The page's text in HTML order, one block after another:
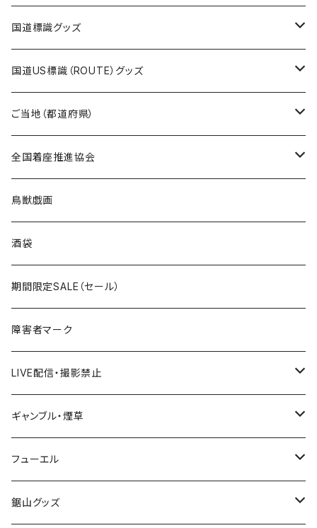
エコバッグ
モーテルキーホルダー
トートバッグ
エコバッグ
千葉ロッテマリーンズコラボ
モーテルキーホルダー
ホテルキーホルダー
トートバッグ
ホテルキーホルダー
ステッカー
ステッカー
ホテルキーホルダー
国道標識グッズ
ステッカー
国道0～99号線
国道100～199号線
国道600～699号線
国道700～799号線
Tシャツ
キャップ
国道US標識（ROUTE）グッズ
ステッカー
ROUTE 0～99号線
ROUTE100～199号線
ROUTE600～699号線
ROUTE700～799号線
Tシャツ
ROUTE 0～99号線
ROUTE 100～199号線
ROUTE 600～699号線
ROUTE 700～799号線
キャップ
ROUTE 0～99号線
ROUTE 100～199号線
ROUTE 600～699号線
ROUTE 700～799号線
ご当地（都道府県）
北海道
青森県
岩手県
宮城県
秋田県
Tシャツ
ステッカー
山形県
福島県
茨城県
栃木県
全国着座推進協会
ステッカー
鳥獣戯画
酒袋
期間限定SALE（セール）
障害者マーク
LIVE配信・撮影禁止
LIVE配信禁止
撮影禁止
ギャンブル・煙草
ホテルキーホルダー
たばこ・禁煙ステッカー
フューエル
ステッカー
鋸山グッズ